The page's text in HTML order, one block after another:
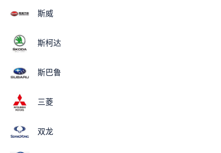
斯威
斯柯达
斯巴鲁
三菱
双龙